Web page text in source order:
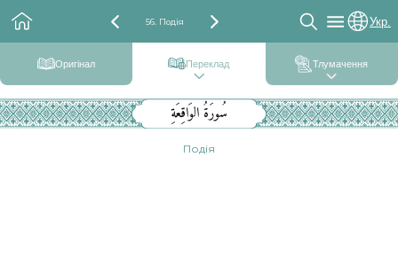
56. Подія Укр.
Оригінал Переклад Тлумачення
سُورَةُ الوَاقِعَةِ
Подія